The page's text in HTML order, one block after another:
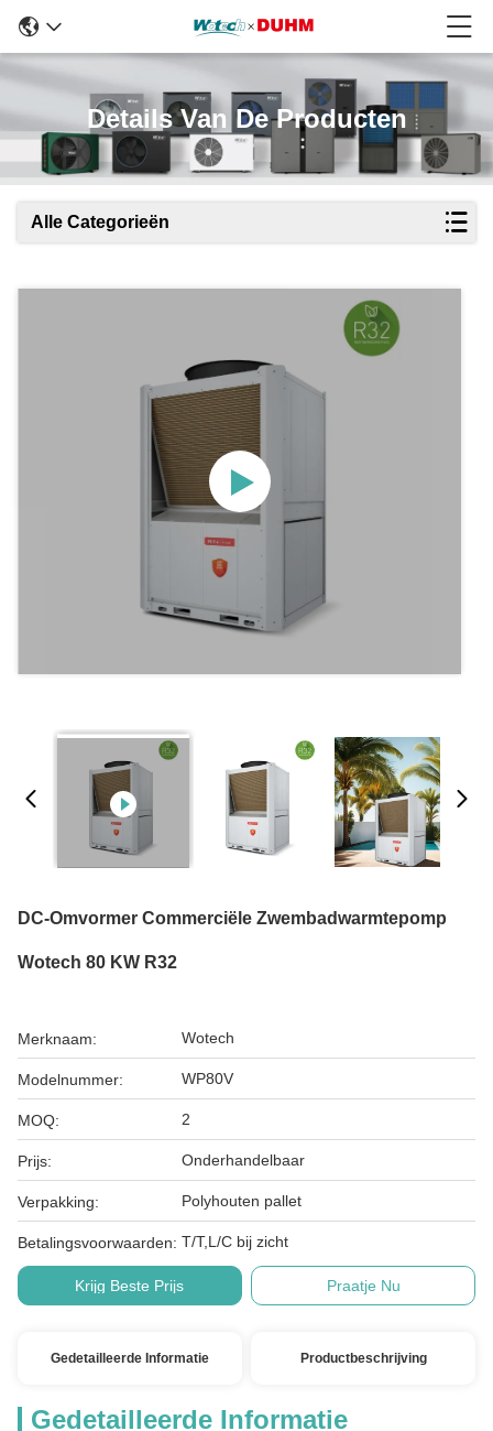
Details Van De Producten
Alle Categorieën
DC-Omvormer Commerciële Zwembadwarmtepomp
Wotech 80 KW R32
Merknaam: Wotech
Modelnummer: WP80V
MOQ: 2
Prijs: Onderhandelbaar
Verpakking: Polyhouten pallet
Betalingsvoorwaarden: T/T,L/C bij zicht
Krijg Beste Prijs Praatje Nu
Gedetailleerde Informatie Productbeschrijving
Gedetailleerde Informatie